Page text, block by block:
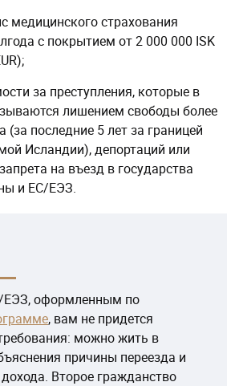
медицинского страхования
с покрытием от 2 000 000 ISK
за преступления, которые в
лишением свободы более
(за последние 5 лет за границей
Исландии), депортаций или
на въезд в государства
и ЕС/ЕЭЗ.
ЕЭЗ, оформленным по
, вам не придется
можно жить в
причины переезда и
Второе гражданство